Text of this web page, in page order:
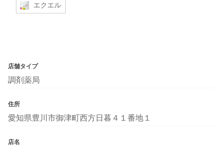
エクエル
店舗タイプ
調剤薬局
住所
愛知県豊川市御津町西方日暮４１番地１
店名